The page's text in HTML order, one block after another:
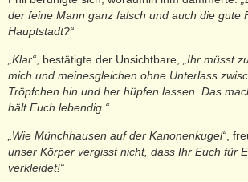
der feine Mann ganz falsch und auch die gute
Hauptstadt?“
„Klar“ , bestätigte der Unsichtbare,
„Ihr müsst
mich und meinesgleichen ohne Unterlass
Tröpfchen hin und her hüpfen lassen. Das
hält Euch lebendig.“
„Wie Münchhausen auf der Kanonenkugel“ ,
unser Körper vergisst nicht, dass Ihr Euch für
verkleidet!“